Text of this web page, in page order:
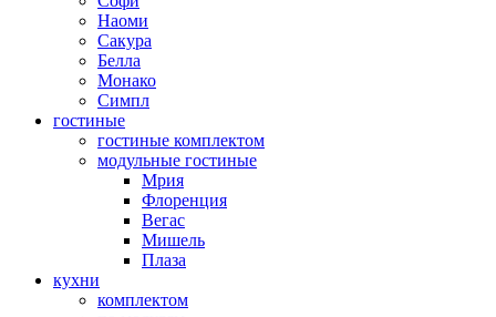
Наоми
Сакура
Белла
Монако
Симпл
гостиные
гостиные комплектом
модульные гостиные
Мрия
Флоренция
Вегас
Мишель
Плаза
кухни
комплектом